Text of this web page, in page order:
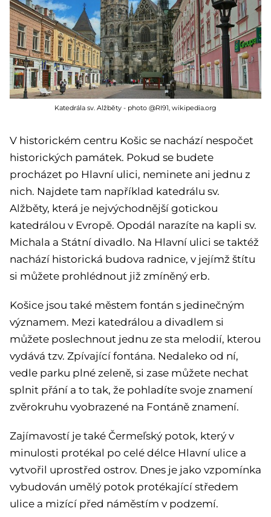
Katedrála sv. Alžběty - photo @RI91, wikipedia.org
V historickém centru Košic se nachází nespočet
historických památek. Pokud se budete
procházet po Hlavní ulici, neminete ani jednu z
nich. Najdete tam například katedrálu sv.
Alžběty, která je nejvýchodnější gotickou
katedrálou v Evropě. Opodál narazíte na kapli sv.
Michala a Státní divadlo. Na Hlavní ulici se taktéž
nachází historická budova radnice, v jejímž štítu
si můžete prohlédnout již zmíněný erb.
Košice jsou také městem fontán s jedinečným
významem. Mezi katedrálou a divadlem si
můžete poslechnout jednu ze sta melodií, kterou
vydává tzv. Zpívající fontána. Nedaleko od ní,
vedle parku plné zeleně, si zase můžete nechat
splnit přání a to tak, že pohladíte svoje znamení
zvěrokruhu vyobrazené na Fontáně znamení.
Zajímavostí je také Čermeľský potok, který v
minulosti protékal po celé délce Hlavní ulice a
vytvořil uprostřed ostrov. Dnes je jako vzpomínka
vybudován umělý potok protékající středem
ulice a mizící před náměstím v podzemí.